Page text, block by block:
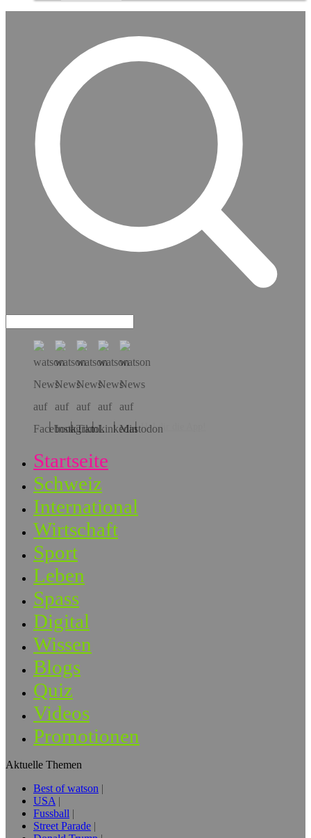
Hol dir die App!
Startseite
Schweiz
International
Wirtschaft
Sport
Leben
Spass
Digital
Wissen
Blogs
Quiz
Videos
Promotionen
Aktuelle Themen
Best of watson
USA
Fussball
Street Parade